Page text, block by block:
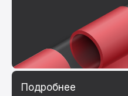
Подробнее